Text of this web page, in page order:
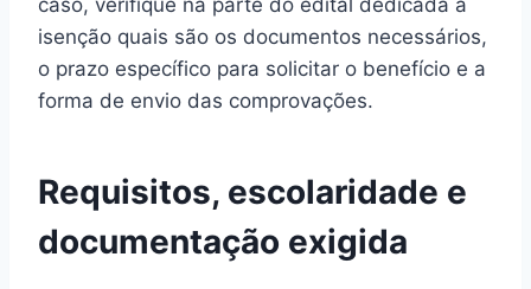
caso, verifique na parte do edital dedicada à
isenção quais são os documentos necessários,
o prazo específico para solicitar o benefício e a
forma de envio das comprovações.
Requisitos, escolaridade e
documentação exigida